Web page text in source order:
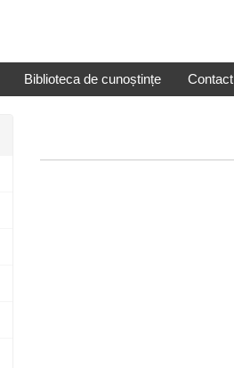
Biblioteca de cunoștințe Contact